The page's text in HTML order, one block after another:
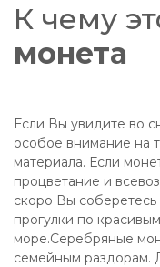
К чему
монета
Если Вы увидите во
особое внимание на
материала. Если
процветание и
скоро Вы
прогулки по
море.Серебряные
семейным раздорам.